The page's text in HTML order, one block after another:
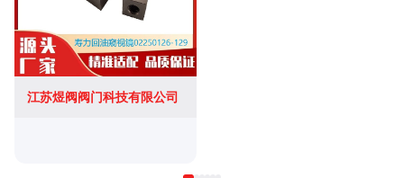
江苏煜阀阀门科技有限公司